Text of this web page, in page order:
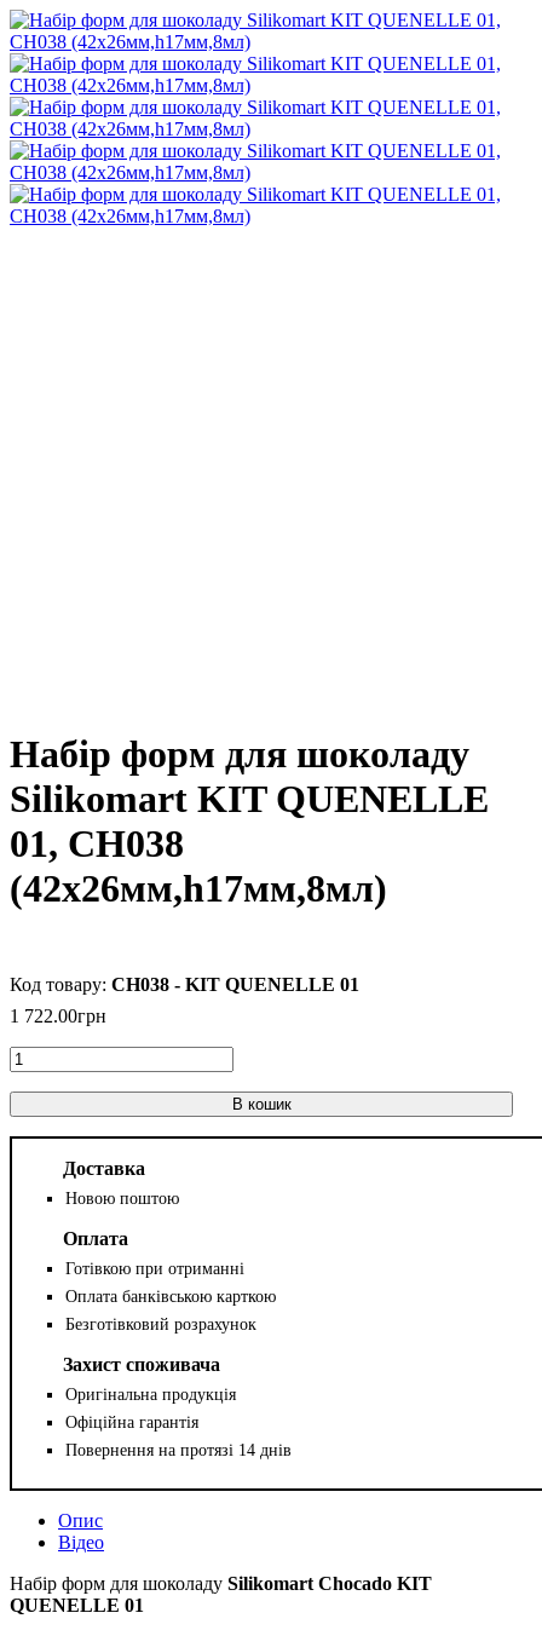
Набір форм для шоколаду
Silikomart KIT QUENELLE
01, CH038
(42x26мм,h17мм,8мл)
CH038 - KIT QUENELLE 01
1 722.00грн
В кошик
Доставка
Новою поштою
Оплата
Готівкою при отриманні
Оплата банківською карткою
Безготівковий розрахунок
Захист споживача
Оригінальна продукція
Офіційна гарантія
Повернення на протязі 14 днів
Опис
Відео
Набір форм для шоколаду Silikomart Chocado KIT
QUENELLE 01